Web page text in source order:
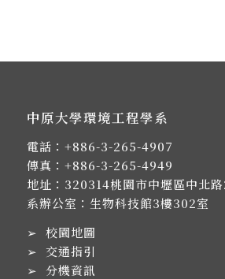
中原大學環境工程學系
電話： +886-3-265-4907
傳真：+886-3-265-4949
地址： 320314桃園市中壢區中北
系辦公室：生物科技館3樓302室
➢ 校園地圖
➢ 交通指引
➢ 分機資訊